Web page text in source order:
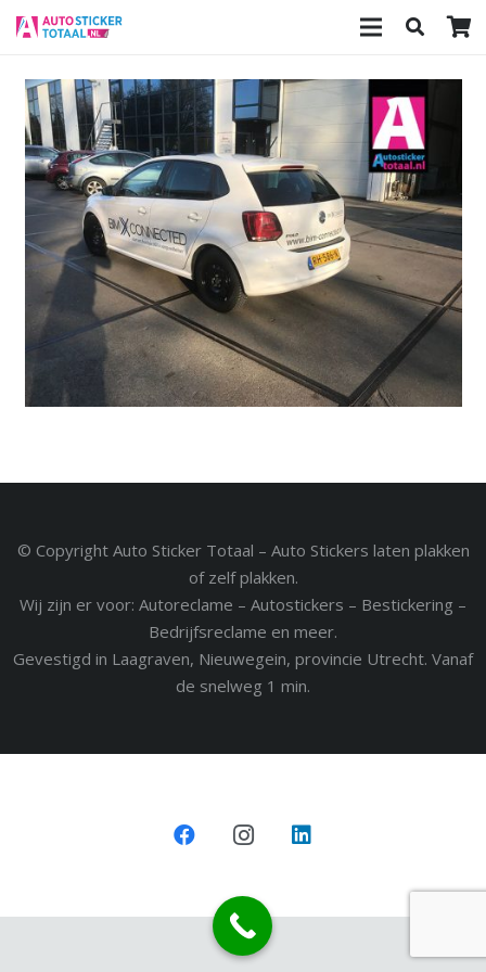
© Copyright Auto Sticker Totaal – Auto Stickers laten plakken
of zelf plakken.
Wij zijn er voor: Autoreclame – Autostickers – Bestickering –
Bedrijfsreclame en meer.
Gevestigd in Laagraven, Nieuwegein, provincie Utrecht. Vanaf
de snelweg 1 min.